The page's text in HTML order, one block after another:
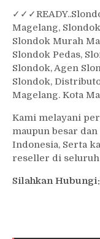
✓ ✓✓
Magelang,
Slondok Murah
Slondok Pedas,
Slondok, Agen
Slondok,
Magelang. Kota
Kami melayani
maupun besar
Indonesia, Serta
reseller di
Silahkan